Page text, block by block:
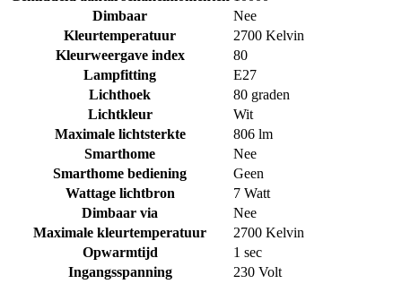
Dimbaar
Nee
Kleurtemperatuur
2700 Kelvin
Kleurweergave index
80
Lampfitting
E27
Lichthoek
80 graden
Lichtkleur
Wit
Maximale lichtsterkte
806 lm
Smarthome
Nee
Smarthome bediening
Geen
Wattage lichtbron
7 Watt
Dimbaar via
Nee
Maximale kleurtemperatuur
2700 Kelvin
Opwarmtijd
1 sec
Ingangsspanning
230 Volt